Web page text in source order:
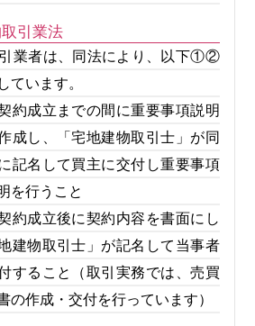
引業法
業者は、同法により、以下①②
ています。
約成立までの間に重要事項説明
成し、「宅地建物取引士」が同
記名して買主に交付し重要事項
を行うこと
約成立後に契約内容を書面にし
地建物取引士」が記名して当事者
すること（取引実務では、売買
の作成・交付を行っています）